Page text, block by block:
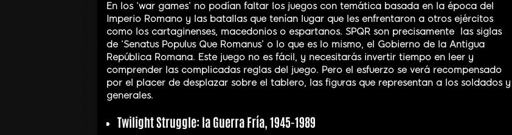
En los ‘war games’ no podían faltar los juegos con temática basada en la época del
Imperio Romano y las batallas que tenían lugar que les enfrentaron a otros ejércitos
como los cartaginenses, macedonios o espartanos. SPQR son precisamente las siglas
de ‘Senatus Populus Que Romanus’ o lo que es lo mismo, el Gobierno de la Antigua
República Romana. Este juego no es fácil, y necesitarás invertir tiempo en leer y
comprender las complicadas reglas del juego. Pero el esfuerzo se verá recompensado
por el placer de desplazar sobre el tablero, las figuras que representan a los soldados y
generales.
Twilight Struggle: la Guerra Fría, 1945-1989